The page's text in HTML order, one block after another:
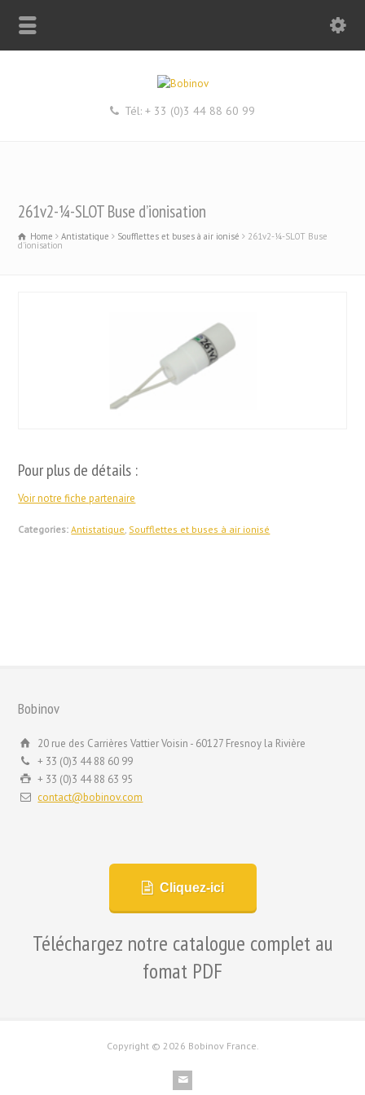
Tél: + 33 (0)3 44 88 60 99
261v2-¼-SLOT Buse d’ionisation
Home Antistatique Soufflettes et buses à air ionisé 261v2-¼-SLOT Buse
d'ionisation
Pour plus de détails :
Voir notre fiche partenaire
Categories: Antistatique, Soufflettes et buses à air ionisé
Bobinov
20 rue des Carrières Vattier Voisin - 60127 Fresnoy la Rivière
+ 33 (0)3 44 88 60 99
+ 33 (0)3 44 88 63 95
contact@bobinov.com
Cliquez-ici
Téléchargez notre catalogue complet au
fomat PDF
Copyright © 2026 Bobinov France.